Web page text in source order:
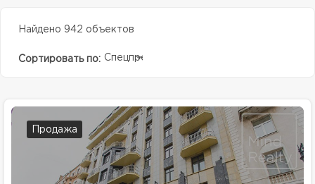
Найдено 942 объектов
Сортировать по: Спецпредолжение
Продажа